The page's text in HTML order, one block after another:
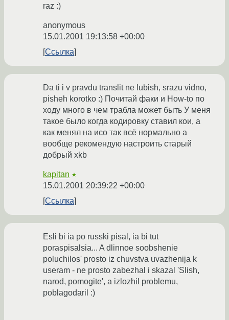
raz :)
anonymous
15.01.2001 19:13:58 +00:00
Ссылка
Da ti i v pravdu translit ne lubish, srazu vidno,
pisheh korotko :) Почитай факи и How-to по
ходу много в чем трабла может быть У меня
такое было когда кодировку ставил кои, а
как менял на исо так всё нормально а
вообще рекомендую настроить старый
добрый xkb
kapitan ★
15.01.2001 20:39:22 +00:00
Ссылка
Esli bi ia po russki pisal, ia bi tut
poraspisalsia... A dlinnoe soobshenie
poluchilos' prosto iz chuvstva uvazhenija k
useram - ne prosto zabezhal i skazal 'Slish,
narod, pomogite', a izlozhil problemu,
poblagodaril :)